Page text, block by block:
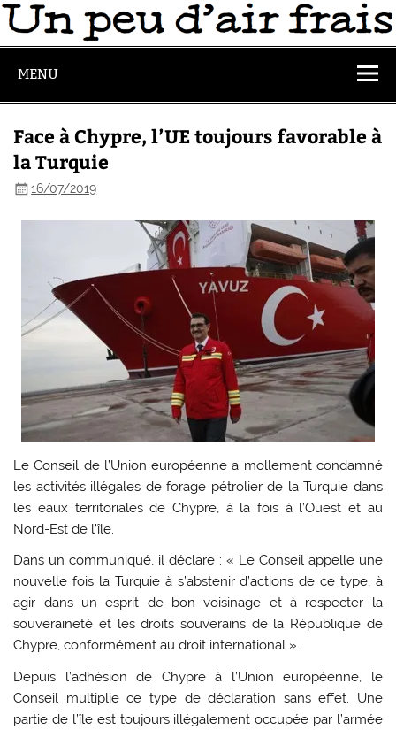
MENU
Face à Chypre, l’UE toujours favorable à
la Turquie
16/07/2019
Le Conseil de l’Union européenne a mollement condamné
les activités illégales de forage pétrolier de la Turquie dans
les eaux territoriales de Chypre, à la fois à l’Ouest et au
Nord-Est de l’île.
Dans un communiqué, il déclare : « Le Conseil appelle une
nouvelle fois la Turquie à s’abstenir d’actions de ce type, à
agir dans un esprit de bon voisinage et à respecter la
souveraineté et les droits souverains de la République de
Chypre, conformément au droit international ».
Depuis l’adhésion de Chypre à l’Union européenne, le
Conseil multiplie ce type de déclaration sans effet. Une
partie de l’île est toujours illégalement occupée par l’armée